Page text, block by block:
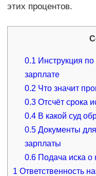
этих процентов.
0.1 Инструкция
зарплате
0.2 Что значит
0.3 Отсчёт срока
0.4 В какой суд
0.5 Документы
зарплаты
0.6 Подача иска о
1 Ответственность